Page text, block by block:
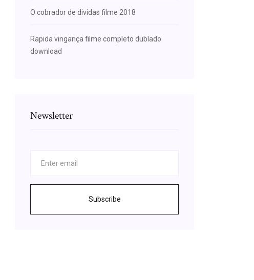
O cobrador de dividas filme 2018
Rapida vingança filme completo dublado
download
Newsletter
Subscribe